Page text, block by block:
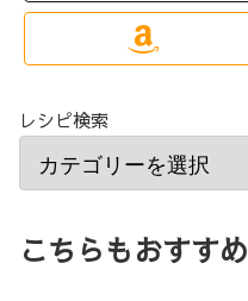
レシピ検索
こちらもおすすめ